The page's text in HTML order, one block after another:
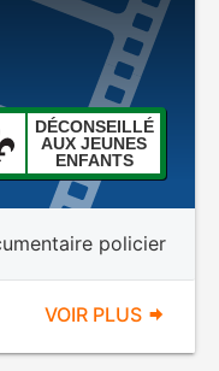
DÉCONSEILLÉ
AUX JEUNES
ENFANTS
policier
VOIR PLUS